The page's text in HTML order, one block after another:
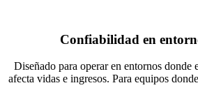
Confiabilidad en
Diseñado para operar en entornos donde
afecta vidas e ingresos. Para equipos